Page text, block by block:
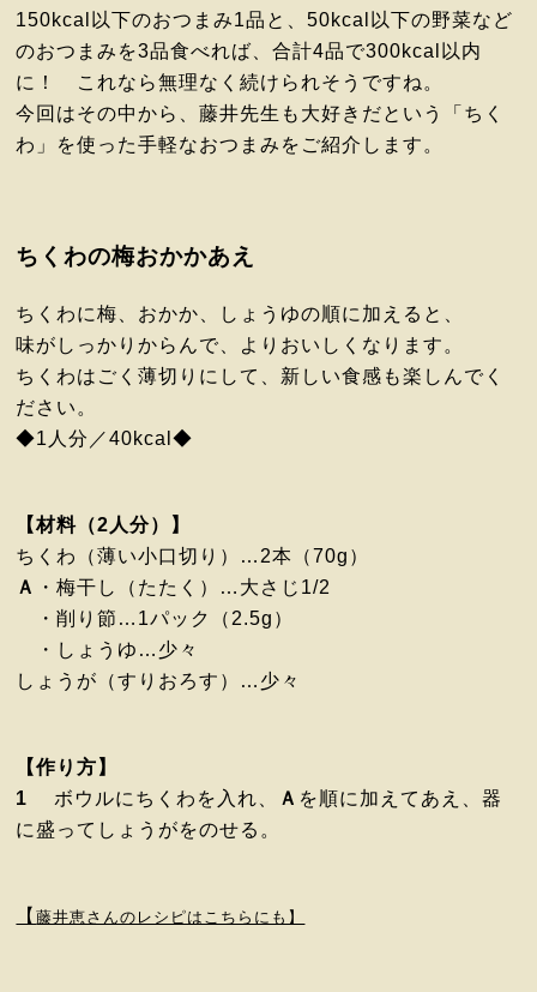
150kcal以下のおつまみ1品と、50kcal以下の野菜など
のおつまみを3品食べれば、合計4品で300kcal以内
に！ これなら無理なく続けられそうですね。
今回はその中から、藤井先生も大好きだという「ちく
わ」を使った手軽なおつまみをご紹介します。
ちくわの梅おかかあえ
ちくわに梅、おかか、しょうゆの順に加えると、
味がしっかりからんで、よりおいしくなります。
ちくわはごく薄切りにして、新しい食感も楽しんでく
ださい。
◆1人分／40kcal◆
【材料（2人分）】
ちくわ（薄い小口切り）…2本（70g）
Ａ
・梅干し（たたく）…大さじ1/2
・削り節…1パック（2.5g）
・しょうゆ…少々
しょうが（すりおろす）…少々
【作り方】
1 ボウルにちくわを入れ、 Ａ を順に加えてあえ、器
に盛ってしょうがをのせる。
【藤井恵さんのレシピはこちらにも】